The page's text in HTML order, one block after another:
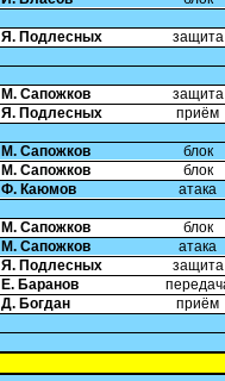
Я. Подлесных защита
М. Сапожков
защита
Я. Подлесных приём
М. Сапожков
блок
М. Сапожков
блок
Ф. Каюмов атака
М. Сапожков
блок
М. Сапожков
атака
Я. Подлесных
защита
Е. Баранов
Д. Богдан приём